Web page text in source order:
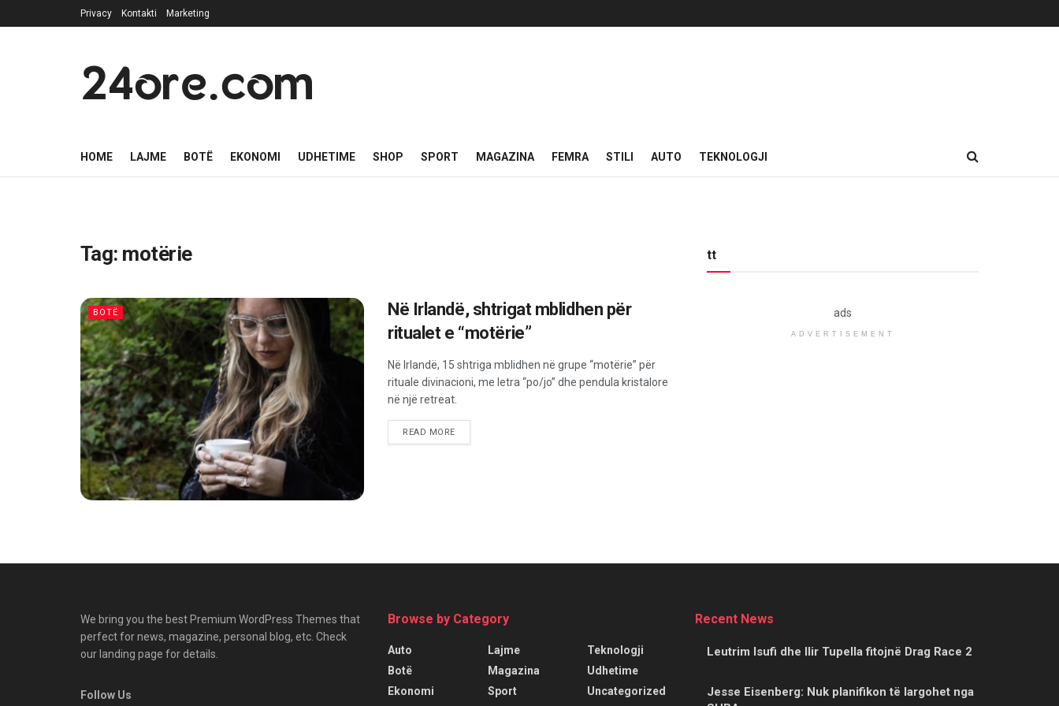
Privacy Kontakti Marketing
24ore.com
HOME LAJME BOTË EKONOMI UDHETIME SHOP SPORT MAGAZINA FEMRA STILI AUTO TEKNOLOGJI
Tag: motërie
BOTË
Në Irlandë, shtrigat mblidhen për
ritualet e “motërie”
Në Irlandë, 15 shtriga mblidhen në grupe “motërie” për
rituale divinacioni, me letra “po/jo” dhe pendula kristalore
në një retreat.
READ MORE
tt
ads
ADVERTISEMENT
We bring you the best Premium WordPress Themes that
perfect for news, magazine, personal blog, etc. Check
our landing page for details.
Follow Us
Browse by Category
Auto
Botë
Ekonomi
Lajme
Magazina
Sport
Teknologji
Udhetime
Uncategorized
Recent News
Leutrim Isufi dhe Ilir Tupella fitojnë Drag Race 2
Jesse Eisenberg: Nuk planifikon të largohet nga